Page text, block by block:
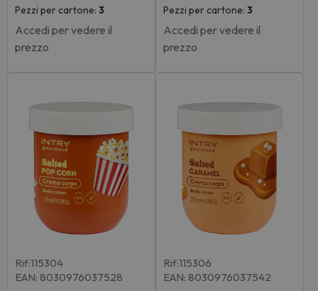
Pezzi per cartone: 3
Accedi per vedere il
prezzo
Pezzi per cartone: 3
Accedi per vedere il
prezzo
Rif:115304
EAN: 8030976037528
Rif:115306
EAN: 8030976037542